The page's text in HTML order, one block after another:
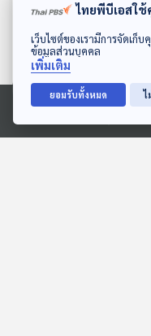
ดาวน์โหลด Thai PBS Podcast
Ⓒ 2020 องค์การกระจายเสียงและแพร่ภา
EP. 672: นักท่องเที่ยว
หายไป เพราะเมืองไทยไม่
ปลอดภัยจริงหรือ ?
เศรษฐกิจติดบ้าน
ตอนที่เกี่ยวข้อง
ไทยพีบีเอสใช้
เว็บไซต์ของเรามีการจัดเก็
ข้อมูลส่วนบุคคล
เพิ่มเติม
ยอมรับทั้งหมด